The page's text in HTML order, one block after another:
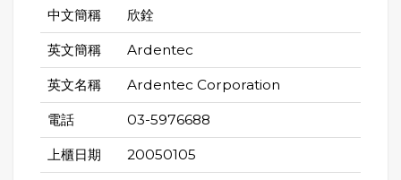
中文簡稱 欣銓
英文簡稱 Ardentec
英文名稱 Ardentec Corporation
電話 03-5976688
上櫃日期 20050105